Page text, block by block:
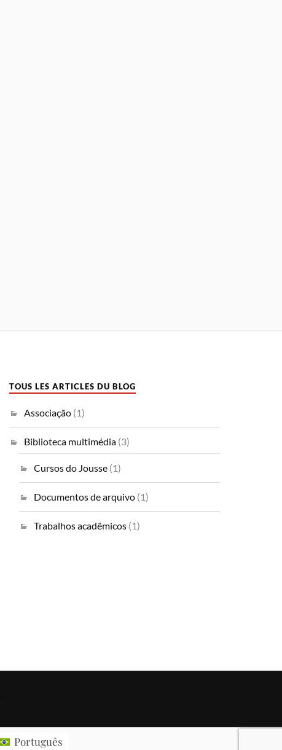
TOUS LES ARTICLES DU BLOG
Associação (1)
Biblioteca multimédia (3)
Cursos do Jousse (1)
Documentos de arquivo (1)
Trabalhos acadêmicos (1)
Português